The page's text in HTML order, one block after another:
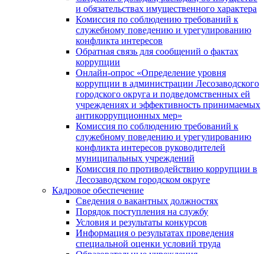
и обязательствах имущественного характера
Комиссия по соблюдению требований к
служебному поведению и урегулированию
конфликта интересов
Обратная связь для сообщений о фактах
коррупции
Онлайн-опрос «Определение уровня
коррупции в администрации Лесозаводского
городского округа и подведомственных ей
учреждениях и эффективность принимаемых
антикоррупционных мер»
Комиссия по соблюдению требований к
служебному поведению и урегулированию
конфликта интересов руководителей
муниципальных учреждений
Комиссия по противодействию коррупции в
Лесозаводском городском округе
Кадровое обеспечение
Сведения о вакантных должностях
Порядок поступления на службу
Условия и результаты конкурсов
Информация о результатах проведения
специальной оценки условий труда